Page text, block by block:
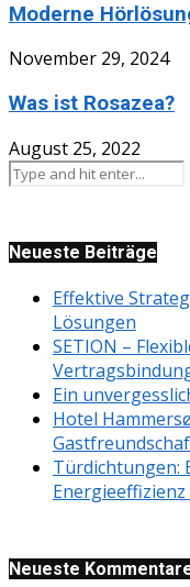
Moderne
November 29, 2024
Was ist Rosazea?
August 25, 2022
Neueste Beiträge
Effektive
Lösungen
SETION –
Ein
Hotel
Türdichtungen:
Neueste